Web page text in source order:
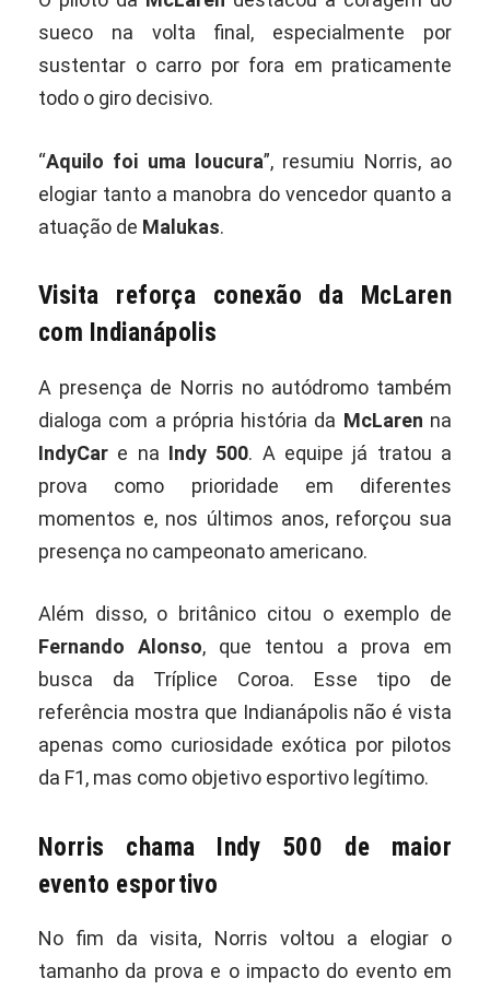
sueco na volta final, especialmente por
sustentar o carro por fora em praticamente
todo o giro decisivo.
“Aquilo foi uma loucura”, resumiu Norris, ao
elogiar tanto a manobra do vencedor quanto a
atuação de Malukas.
Visita reforça conexão da McLaren
com Indianápolis
A presença de Norris no autódromo também
dialoga com a própria história da McLaren na
IndyCar e na Indy 500. A equipe já tratou a
prova como prioridade em diferentes
momentos e, nos últimos anos, reforçou sua
presença no campeonato americano.
Além disso, o britânico citou o exemplo de
Fernando Alonso, que tentou a prova em
busca da Tríplice Coroa. Esse tipo de
referência mostra que Indianápolis não é vista
apenas como curiosidade exótica por pilotos
da F1, mas como objetivo esportivo legítimo.
Norris chama Indy 500 de maior
evento esportivo
No fim da visita, Norris voltou a elogiar o
tamanho da prova e o impacto do evento em